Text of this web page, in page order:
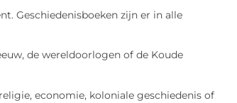
Geschiedenisboeken zijn er in alle
de wereldoorlogen of de Koude
economie, koloniale geschiedenis of